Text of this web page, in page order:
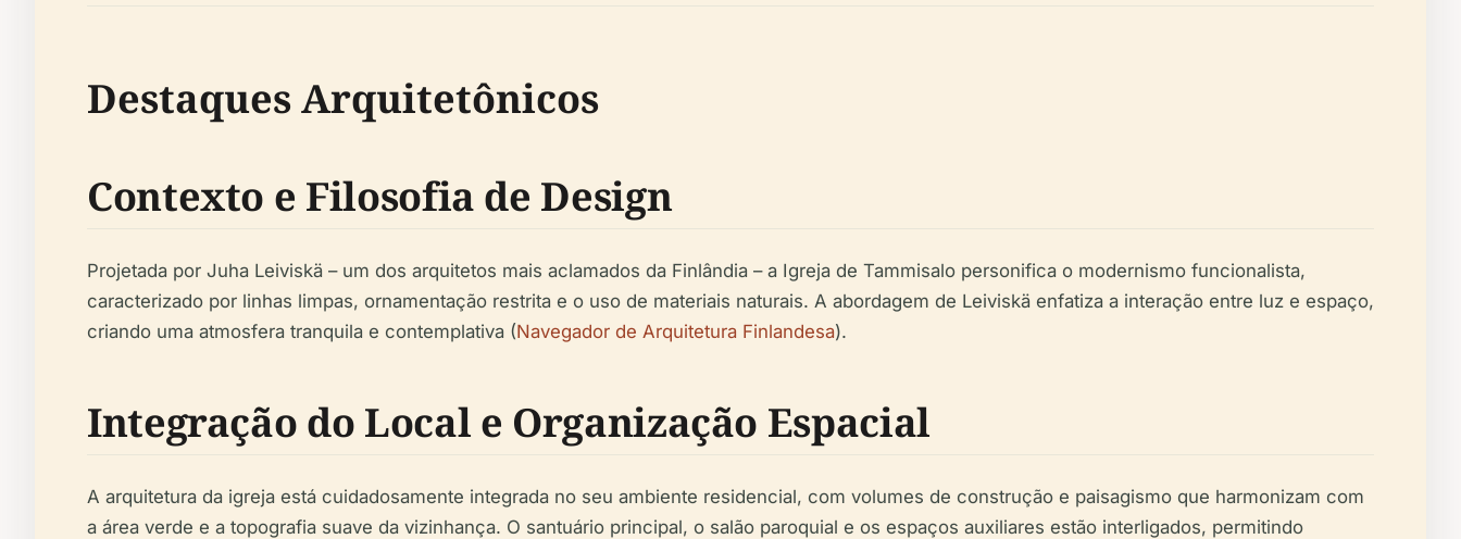
Destaques Arquitetônicos
Contexto e Filosofia de Design
Projetada por Juha Leiviskä – um dos arquitetos mais aclamados da Finlândia – a Igreja de Tammisalo personifica o modernismo funcionalista,
caracterizado por linhas limpas, ornamentação restrita e o uso de materiais naturais. A abordagem de Leiviskä enfatiza a interação entre luz e espaço,
criando uma atmosfera tranquila e contemplativa (Navegador de Arquitetura Finlandesa).
Integração do Local e Organização Espacial
A arquitetura da igreja está cuidadosamente integrada no seu ambiente residencial, com volumes de construção e paisagismo que harmonizam com
a área verde e a topografia suave da vizinhança. O santuário principal, o salão paroquial e os espaços auxiliares estão interligados, permitindo